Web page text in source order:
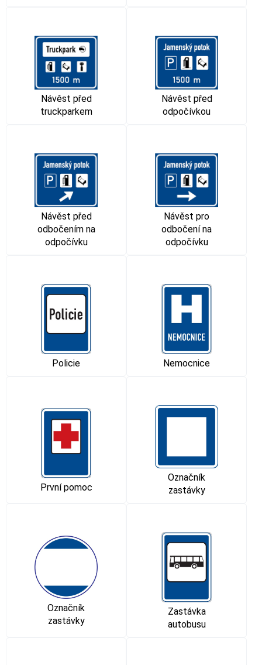
Návěst před
truckparkem
Návěst před
odpočívkou
Návěst před
odbočením na
odpočívku
Návěst pro
odbočení na
odpočívku
Policie Nemocnice
První pomoc
Označník
zastávky
Označník
zastávky
Zastávka
autobusu